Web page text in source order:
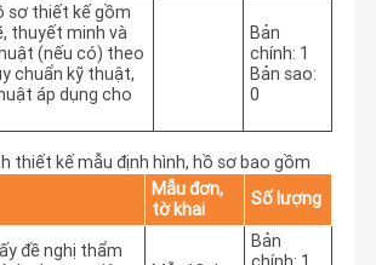
sơ thiết kế gồm
thuyết minh và
(nếu có) theo
chuẩn kỹ thuật,
áp dụng cho
Bản
chính: 1
Bản sao:
0
thiết kế mẫu định hình, hồ sơ bao gồm
Mẫu đơn,
tờ khai
Số lượng
đề nghị thẩm
Bản